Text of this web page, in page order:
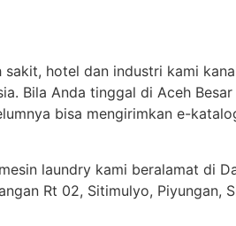
sakit, hotel dan industri kami
Bila Anda tinggal di Aceh
bisa mengirimkan e-
laundry kami beralamat di
Rt 02, Sitimulyo, Piyungan,